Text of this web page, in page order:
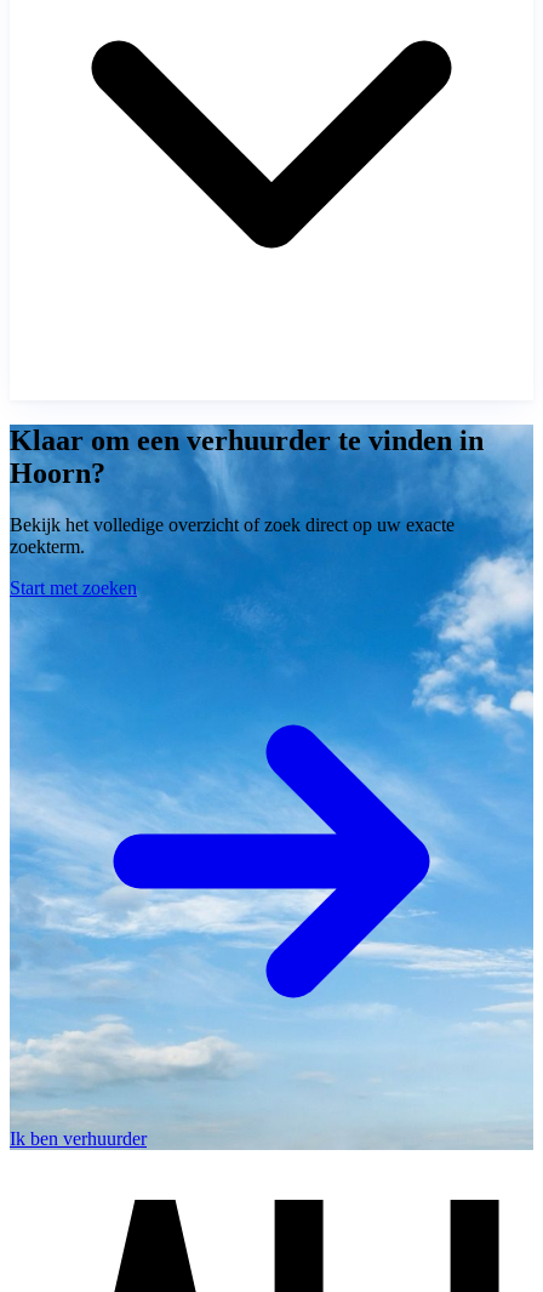
Klaar om een verhuurder te vinden in
Hoorn?
Bekijk het volledige overzicht of zoek direct op uw exacte
zoekterm.
Start met zoeken
Ik ben verhuurder